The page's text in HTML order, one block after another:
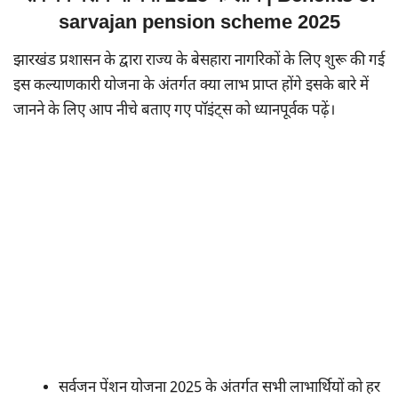
sarvajan pension scheme 2025
झारखंड प्रशासन के द्वारा राज्य के बेसहारा नागरिकों के लिए शुरू की गई
इस कल्याणकारी योजना के अंतर्गत क्या लाभ प्राप्त होंगे इसके बारे में
जानने के लिए आप नीचे बताए गए पॉइंट्स को ध्यानपूर्वक पढ़ें।
सर्वजन पेंशन योजना 2025 के अंतर्गत सभी लाभार्थियों को हर